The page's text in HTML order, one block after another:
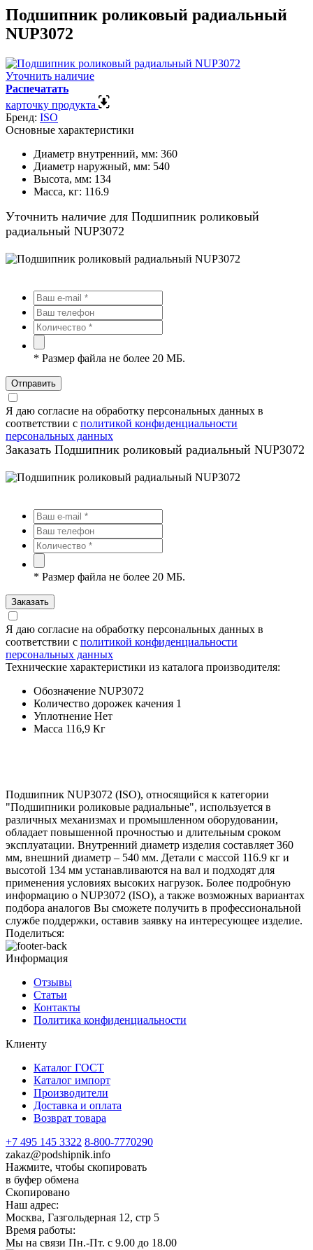
Подшипник роликовый радиальный
NUP3072
Уточнить наличие
Распечатать
карточку продукта
Бренд: ISO
Основные характеристики
Диаметр внутренний, мм: 360
Диаметр наружный, мм: 540
Высота, мм: 134
Масса, кг: 116.9
Уточнить наличие для Подшипник роликовый
радиальный NUP3072
* Размер файла не более 20 МБ.
Отправить
Я даю согласие на обработку персональных данных в
соответствии с политикой конфиденциальности
персональных данных
Заказать Подшипник роликовый радиальный NUP3072
* Размер файла не более 20 МБ.
Заказать
Я даю согласие на обработку персональных данных в
соответствии с политикой конфиденциальности
персональных данных
Технические характеристики из каталога производителя:
Обозначение NUP3072
Количество дорожек качения 1
Уплотнение Нет
Масса 116,9 Кг
Подшипник NUP3072 (ISO), относящийся к категории
"Подшипники роликовые радиальные", используется в
различных механизмах и промышленном оборудовании,
обладает повышенной прочностью и длительным сроком
эксплуатации. Внутренний диаметр изделия составляет 360
мм, внешний диаметр – 540 мм. Детали с массой 116.9 кг и
высотой 134 мм устанавливаются на вал и подходят для
применения условиях высоких нагрузок. Более подробную
информацию о NUP3072 (ISO), а также возможных вариантах
подбора аналогов Вы сможете получить в профессиональной
службе поддержки, оставив заявку на интересующее изделие.
Поделиться:
Информация
Отзывы
Статьи
Контакты
Политика конфиденциальности
Клиенту
Каталог ГОСТ
Каталог импорт
Производители
Доставка и оплата
Возврат товара
+7 495 145 3322 8-800-7770290
zakaz@podshipnik.info
Нажмите, чтобы скопировать
в буфер обмена
Скопировано
Наш адрес:
Москва, Газгольдерная 12, стр 5
Время работы:
Мы на связи Пн.-Пт. с 9.00 до 18.00